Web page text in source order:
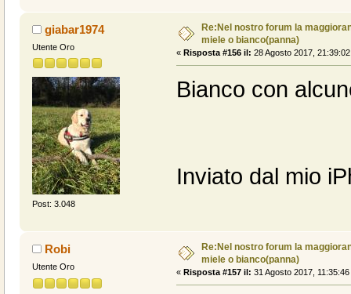
giabar1974
Utente Oro
Post: 3.048
Re:Nel nostro forum la
miele o bianco(panna)
« Risposta #156 il: 28 Agosto 2017,
Bianco con
Inviato dal mio
Robi
Utente Oro
Re:Nel nostro forum la
miele o bianco(panna)
« Risposta #157 il: 31 Agosto 2017, 11:35:46